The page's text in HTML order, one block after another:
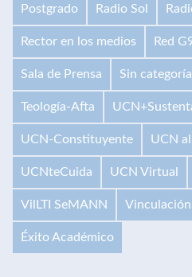
Postgrado Radio Sol
Rector en los medios Red
Sala de Prensa Sin categoría
Teología-Afta
UCN-Constituyente UCN
UCNteCuida UCN Virtual
VilLTI SeMANN Vinculación
Éxito Académico